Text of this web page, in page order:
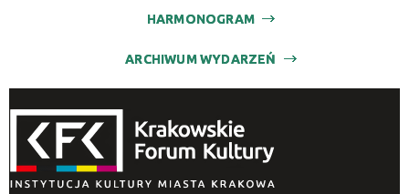
HARMONOGRAM
ARCHIWUM WYDARZEŃ